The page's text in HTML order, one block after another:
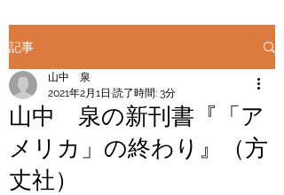
記事
山中 泉の新刊書『「ア
メリカ」の終わり』（方
丈社）
山中 泉
2021年2月1日 読了時間: 3分